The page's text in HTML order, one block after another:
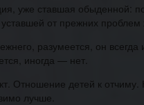
уже ставшая обыденной:
уставшей от прежних
разумеется, он
иногда — нет.
Отношение детей к
лучше.